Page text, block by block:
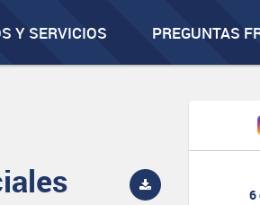
Y SERVICIOS PREGUNTAS
6